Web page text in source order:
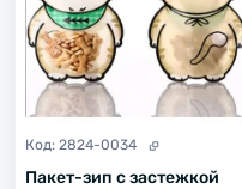
Код: 2824-0034
Пакет-зип с застежкой